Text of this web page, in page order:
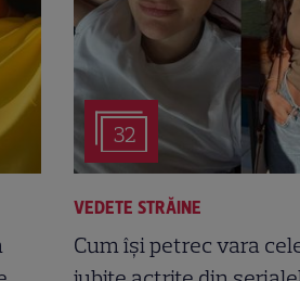
32
VEDETE STRĂINE
Cum își petrec vara